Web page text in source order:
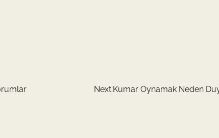
Next:Kumar Oynamak Neden